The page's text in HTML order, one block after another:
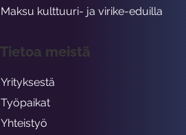
Maksu kulttuuri- ja virike-eduilla
Tietoa meistä
Yrityksestä
Työpaikat
Yhteistyö